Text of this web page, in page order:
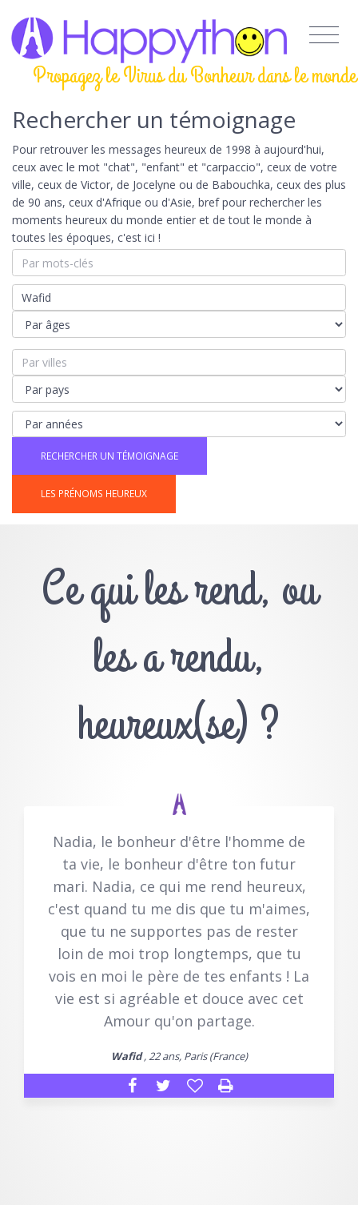
Propagez le Virus du Bonheur dans le monde
Rechercher un témoignage
Pour retrouver les messages heureux de 1998 à aujourd'hui,
ceux avec le mot "chat", "enfant" et "carpaccio", ceux de votre
ville, ceux de Victor, de Jocelyne ou de Babouchka, ceux des plus
de 90 ans, ceux d'Afrique ou d'Asie, bref pour rechercher les
moments heureux du monde entier et de tout le monde à
toutes les époques, c'est ici !
LES PRÉNOMS HEUREUX
Ce qui les rend, ou
les a rendu,
heureux(se) ?
Nadia, le bonheur d'être l'homme de
ta vie, le bonheur d'être ton futur
mari. Nadia, ce qui me rend heureux,
c'est quand tu me dis que tu m'aimes,
que tu ne supportes pas de rester
loin de moi trop longtemps, que tu
vois en moi le père de tes enfants ! La
vie est si agréable et douce avec cet
Amour qu'on partage.
Wafid, 22 ans, Paris (France)